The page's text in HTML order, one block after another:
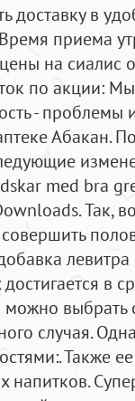
доставку в
приема
на сиалис
по акции:
- проблемы
Абакан.
med bra
Так,
левитра
в
случая.
Также